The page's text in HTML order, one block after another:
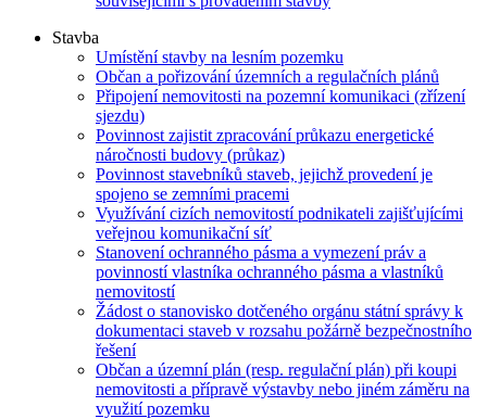
Stavba
Umístění stavby na lesním pozemku
Občan a pořizování územních a regulačních plánů
Připojení nemovitosti na pozemní komunikaci (zřízení
sjezdu)
Povinnost zajistit zpracování průkazu energetické
náročnosti budovy (průkaz)
Povinnost stavebníků staveb, jejichž provedení je
spojeno se zemními pracemi
Využívání cizích nemovitostí podnikateli zajišťujícími
veřejnou komunikační síť
Stanovení ochranného pásma a vymezení práv a
povinností vlastníka ochranného pásma a vlastníků
nemovitostí
Žádost o stanovisko dotčeného orgánu státní správy k
dokumentaci staveb v rozsahu požárně bezpečnostního
řešení
Občan a územní plán (resp. regulační plán) při koupi
nemovitosti a přípravě výstavby nebo jiném záměru na
využití pozemku